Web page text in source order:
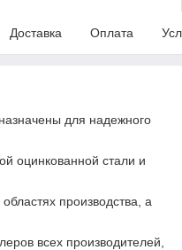
Доставка Оплата
для надежного
оцинкованной стали и
производства, а
всех производителей,